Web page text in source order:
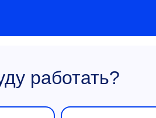
работать?